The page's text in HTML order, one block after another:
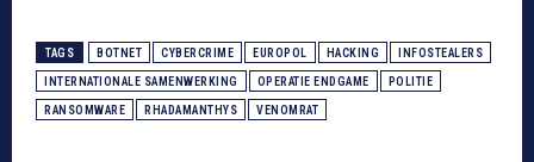
TAGS BOTNET CYBERCRIME EUROPOL HACKING INFOSTEALERS
INTERNATIONALE SAMENWERKING OPERATIE ENDGAME POLITIE
RANSOMWARE RHADAMANTHYS VENOMRAT